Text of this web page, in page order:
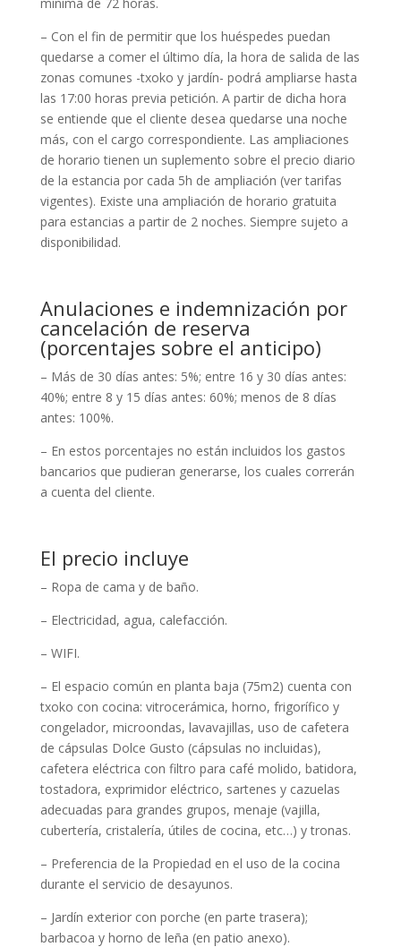
– Con el fin de permitir que los huéspedes puedan
quedarse a comer el último día, la hora de salida de las
zonas comunes -txoko y jardín- podrá ampliarse hasta
las 17:00 horas previa petición. A partir de dicha hora
se entiende que el cliente desea quedarse una noche
más, con el cargo correspondiente. Las ampliaciones
de horario tienen un suplemento sobre el precio diario
de la estancia por cada 5h de ampliación (ver tarifas
vigentes). Existe una ampliación de horario gratuita
para estancias a partir de 2 noches. Siempre sujeto a
disponibilidad.
Anulaciones e indemnización por
cancelación de reserva
(porcentajes sobre el anticipo)
– Más de 30 días antes: 5%; entre 16 y 30 días antes:
40%; entre 8 y 15 días antes: 60%; menos de 8 días
antes: 100%.
– En estos porcentajes no están incluidos los gastos
bancarios que pudieran generarse, los cuales correrán
a cuenta del cliente.
El precio incluye
– Ropa de cama y de baño.
– Electricidad, agua, calefacción.
– WIFI.
– El espacio común en planta baja (75m2) cuenta con
txoko con cocina: vitrocerámica, horno, frigorífico y
congelador, microondas, lavavajillas, uso de cafetera
de cápsulas Dolce Gusto (cápsulas no incluidas),
cafetera eléctrica con filtro para café molido, batidora,
tostadora, exprimidor eléctrico, sartenes y cazuelas
adecuadas para grandes grupos, menaje (vajilla,
cubertería, cristalería, útiles de cocina, etc…) y tronas.
– Preferencia de la Propiedad en el uso de la cocina
durante el servicio de desayunos.
– Jardín exterior con porche (en parte trasera);
barbacoa y horno de leña (en patio anexo).